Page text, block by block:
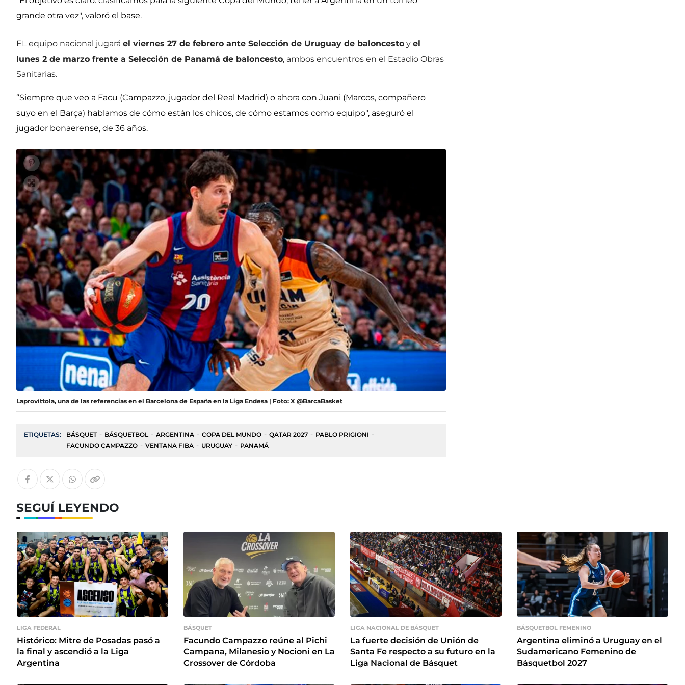
grande otra vez", valoró el base.
EL equipo nacional jugará el viernes 27 de febrero ante Selección de Uruguay de baloncesto y el
lunes 2 de marzo frente a Selección de Panamá de baloncesto, ambos encuentros en el Estadio Obras
Sanitarias.
“Siempre que veo a Facu (Campazzo, jugador del Real Madrid) o ahora con Juani (Marcos, compañero
suyo en el Barça) hablamos de cómo están los chicos, de cómo estamos como equipo", aseguró el
jugador bonaerense, de 36 años.
Laprovíttola, una de las referencias en el Barcelona de España en la Liga Endesa | Foto: X @BarcaBasket
ETIQUETAS: BÁSQUET BÁSQUETBOL ARGENTINA COPA DEL MUNDO QATAR 2027
PABLO PRIGIONI
FACUNDO CAMPAZZO
VENTANA FIBA URUGUAY PANAMÁ
SEGUÍ LEYENDO
LIGA FEDERAL
Histórico: Mitre de Posadas pasó a
la final y ascendió a la Liga
Argentina
BÁSQUET
Facundo Campazzo reúne al Pichi
Campana, Milanesio y Nocioni en La
Crossover de Córdoba
LIGA NACIONAL DE BÁSQUET
La fuerte decisión de Unión de
Santa Fe respecto a su futuro en la
Liga Nacional de Básquet
BÁSQUETBOL FEMENINO
Argentina eliminó a Uruguay en el
Sudamericano Femenino de
Básquetbol 2027